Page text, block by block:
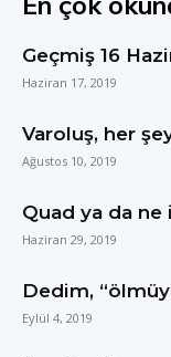
Geçmiş 16
Haziran 17, 2019
Varoluş, her
Ağustos 10, 2019
Quad ya da ne
Haziran 29, 2019
Dedim,
Eylül 4, 2019